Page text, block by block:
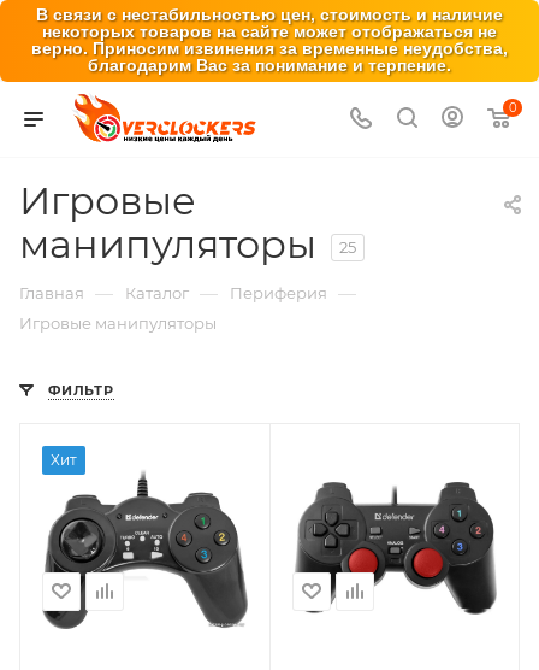
В связи с нестабильностью цен, стоимость и наличие
некоторых товаров на сайте может отображаться не
верно. Приносим извинения за временные неудобства,
благодарим Вас за понимание и терпение.
0
Игровые
манипуляторы
25
Главная — Каталог — Периферия —
Игровые манипуляторы
ФИЛЬТР
Хит